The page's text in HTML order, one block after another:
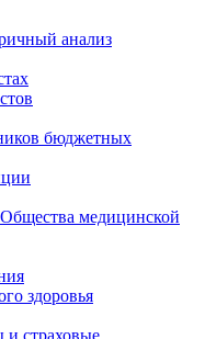
анализ
бюджетных
медицинской
здоровья
страховые